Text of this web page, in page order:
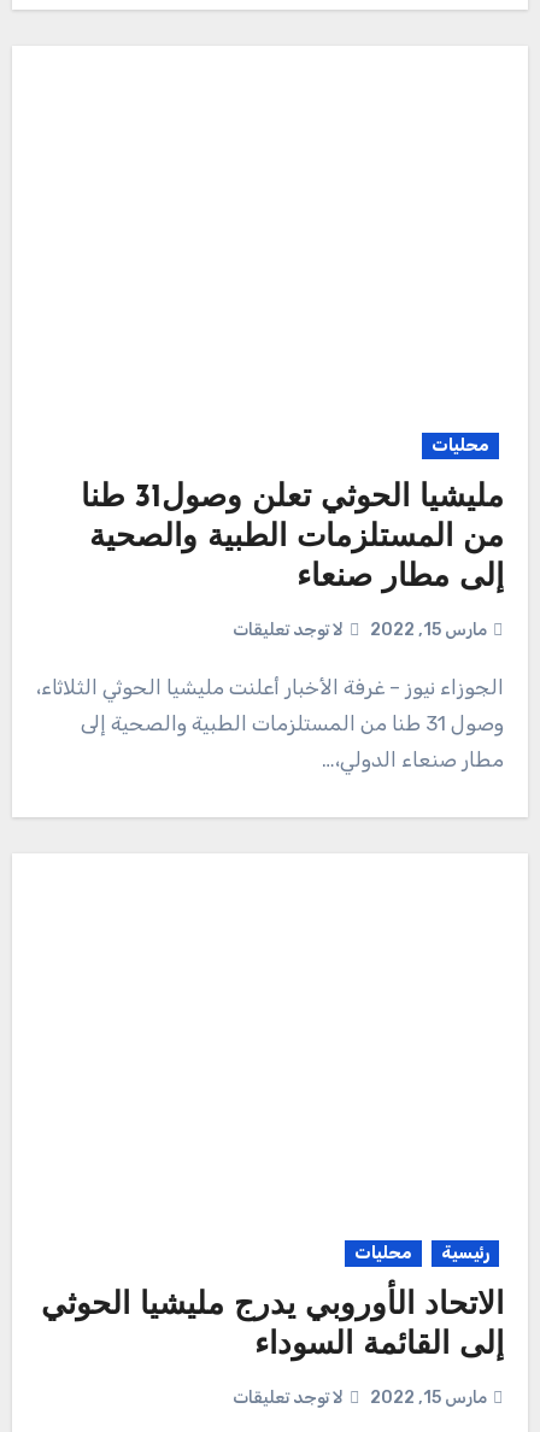
محليات
مليشيا الحوثي تعلن وصول31 طنا
من المستلزمات الطبية والصحية
إلى مطار صنعاء
مارس 15, 2022 لا توجد تعليقات
الجوزاء نيوز – غرفة الأخبار أعلنت مليشيا الحوثي الثلاثاء،
وصول 31 طنا من المستلزمات الطبية والصحية إلى
مطار صنعاء الدولي،…
رئيسية محليات
الاتحاد الأوروبي يدرج مليشيا الحوثي
إلى القائمة السوداء
مارس 15, 2022 لا توجد تعليقات